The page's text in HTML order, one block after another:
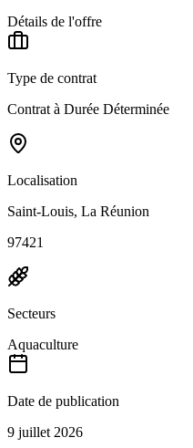
Détails de l'offre
Type de contrat
Contrat à Durée Déterminée
Localisation
Saint-Louis, La Réunion
97421
Secteurs
Aquaculture
Date de publication
9 juillet 2026